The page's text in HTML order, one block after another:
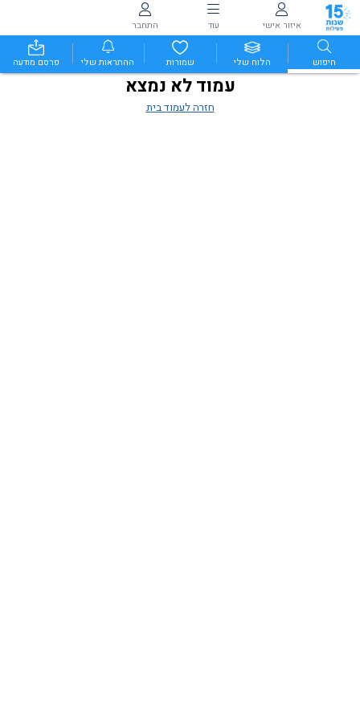
איזור אישי עוד התחבר
חיפוש הלוח שלי שמורות ההתראות שלי פרסם מודעה
עמוד לא נמצא
חזרה לעמוד בית